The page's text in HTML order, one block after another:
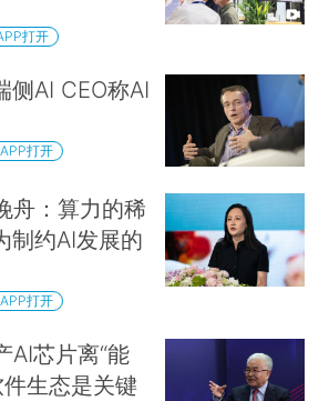
打开
侧AI CEO称AI
APP打开
舟：算力的稀
制约AI发展的
APP打开
AI芯片离“能
生态是关键